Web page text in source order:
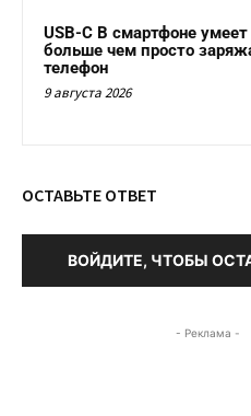
USB-C В смартфоне умеет
больше чем просто
телефон
9 августа 2026
ОСТАВЬТЕ ОТВЕТ
ВОЙДИТЕ, ЧТОБЫ
- Реклама -